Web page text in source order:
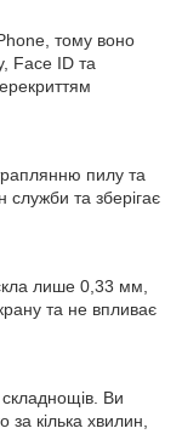
тому воно
Face ID та
пилу та
та зберігає
лише 0,33 мм,
та не впливає
Ви
за кілька хвилин,